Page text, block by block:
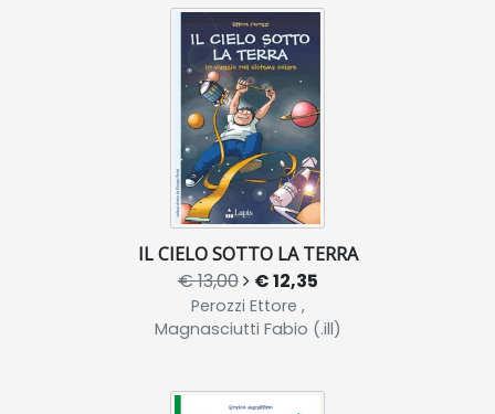
IL CIELO SOTTO LA TERRA
€ 13,00 € 12,35
Perozzi Ettore ,
Magnasciutti Fabio (.ill)